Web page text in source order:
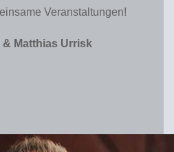
Veranstaltungen!
& Matthias Urrisk